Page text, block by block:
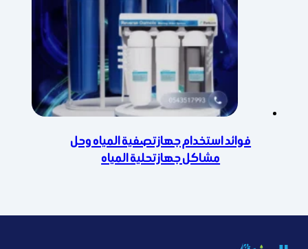
فوائد استخدام جهاز تصفية المياه وحل
مشاكل جهاز تحلية المياه